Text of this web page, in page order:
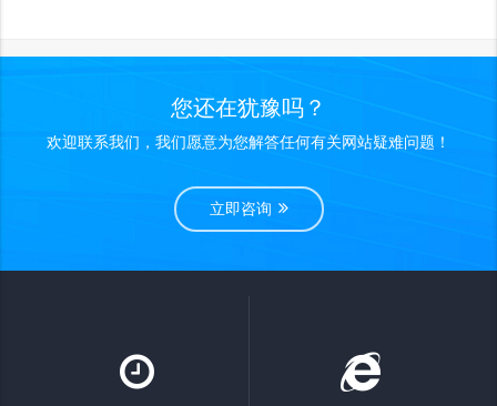
您还在犹豫吗？
欢迎联系我们，我们愿意为您解答任何有关网站疑难问题！
立即咨询